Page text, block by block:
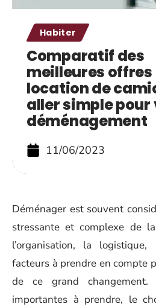
Habiter
Comparatif des
meilleures offres
location de
aller simple pour
déménagement
11/06/2023
Déménager est souvent
stressante et complexe de
l’organisation, la
facteurs à prendre en compte
de ce grand changement.
importantes à prendre, le